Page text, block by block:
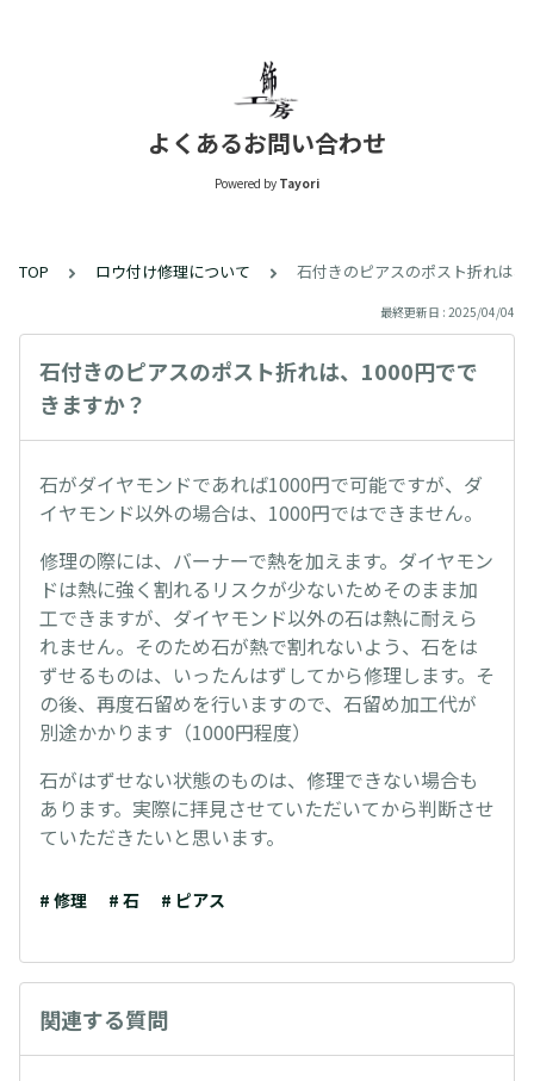
よくあるお問い合わせ
Powered by Tayori
TOP ロウ付け修理について 石付きのピアスのポスト折れは
最終更新日 : 2025/04/04
石付きのピアスのポスト折れは、1000円でで
きますか？
石がダイヤモンドであれば1000円で可能ですが、ダ
イヤモンド以外の場合は、1000円ではできません。
修理の際には、バーナーで熱を加えます。ダイヤモン
ドは熱に強く割れるリスクが少ないためそのまま加
工できますが、ダイヤモンド以外の石は熱に耐えら
れません。そのため石が熱で割れないよう、石をは
ずせるものは、いったんはずしてから修理します。そ
の後、再度石留めを行いますので、石留め加工代が
別途かかります（1000円程度）
石がはずせない状態のものは、修理できない場合も
あります。実際に拝見させていただいてから判断させ
ていただきたいと思います。
# 修理 # 石 # ピアス
関連する質問